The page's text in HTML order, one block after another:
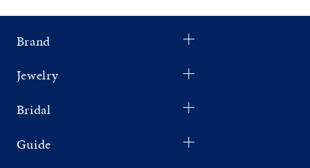
Brand
Jewelry
Bridal
Guide